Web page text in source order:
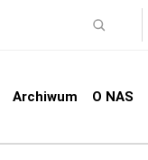
Archiwum O NAS